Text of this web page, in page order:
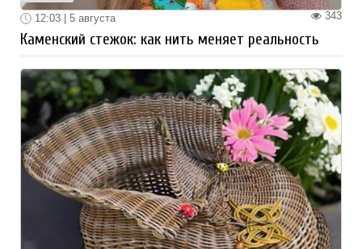
343
12:03 | 5 августа
Каменский стежок: как нить меняет реальность